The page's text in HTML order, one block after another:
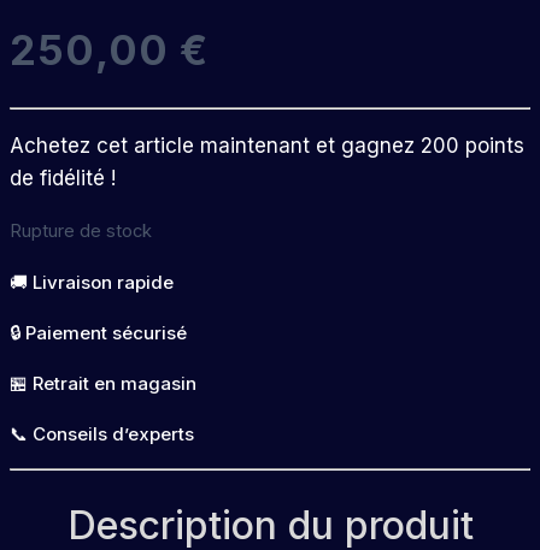
250,00 €
Achetez cet article maintenant et gagnez 200 points
de fidélité !
Rupture de stock
🚚 Livraison rapide
🔒 Paiement sécurisé
🏪 Retrait en magasin
📞 Conseils d’experts
Description du produit